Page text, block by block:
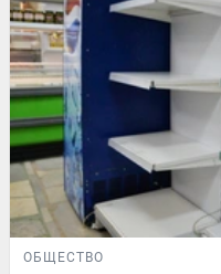
ОБЩЕСТВО